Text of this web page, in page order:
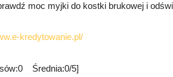
moc myjki do kostki brukowej i
kredytowanie.pl/
Średnia:0/5]